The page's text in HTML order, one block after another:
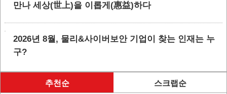
만나 세상(世上)을 이롭게(惠益)하다
2026년 8월, 물리&사이버보안 기업이 찾는 인재는 누
구?
추천순 스크랩순